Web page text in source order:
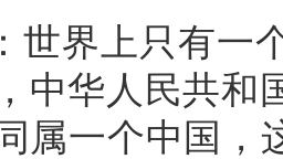
世界上只有一
中华人民共和
属一个中国，